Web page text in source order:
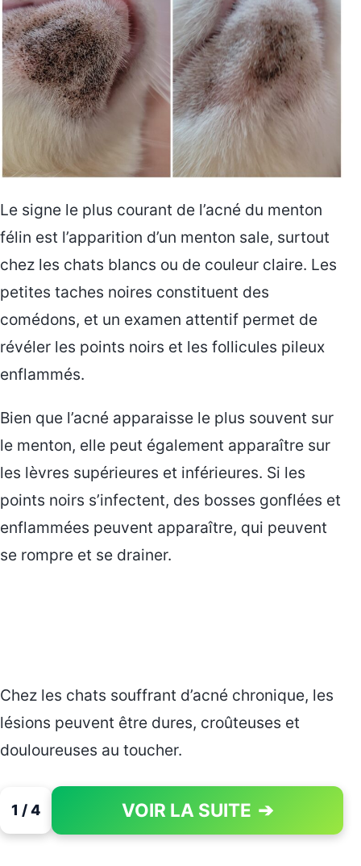
Le signe le plus courant de l’acné du menton
félin est l’apparition d’un menton sale, surtout
chez les chats blancs ou de couleur claire. Les
petites taches noires constituent des
comédons, et un examen attentif permet de
révéler les points noirs et les follicules pileux
enflammés.
Bien que l’acné apparaisse le plus souvent sur
le menton, elle peut également apparaître sur
les lèvres supérieures et inférieures. Si les
points noirs s’infectent, des bosses gonflées et
enflammées peuvent apparaître, qui peuvent
se rompre et se drainer.
Chez les chats souffrant d’acné chronique, les
lésions peuvent être dures, croûteuses et
douloureuses au toucher.
1 / 4 VOIR LA SUITE ➔
PAGE 1 OF 4